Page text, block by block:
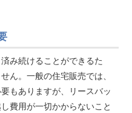
み続けることができるた
ん。一般の住宅販売では、
もありますが、リースバッ
費用が一切かからないこと